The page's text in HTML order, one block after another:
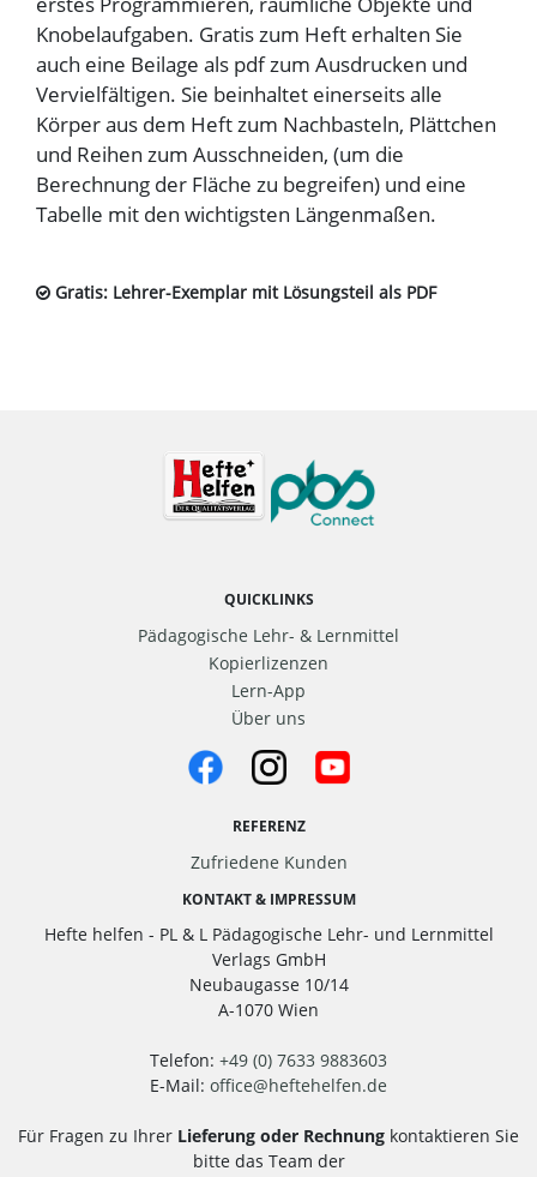
Knobelaufgaben. Gratis zum Heft erhalten Sie
auch eine Beilage als pdf zum Ausdrucken und
Vervielfältigen. Sie beinhaltet einerseits alle
Körper aus dem Heft zum Nachbasteln, Plättchen
und Reihen zum Ausschneiden, (um die
Berechnung der Fläche zu begreifen) und eine
Tabelle mit den wichtigsten Längenmaßen.
Gratis: Lehrer-Exemplar mit Lösungsteil als PDF
QUICKLINKS
Pädagogische Lehr- & Lernmittel
Kopierlizenzen
Lern-App
Über uns
REFERENZ
Zufriedene Kunden
KONTAKT & IMPRESSUM
Hefte helfen - PL & L Pädagogische Lehr- und Lernmittel
Verlags GmbH
Neubaugasse 10/14
A-1070 Wien
Telefon: +49 (0) 7633 9883603
E-Mail: office@heftehelfen.de
Für Fragen zu Ihrer Lieferung oder Rechnung kontaktieren Sie
bitte das Team der